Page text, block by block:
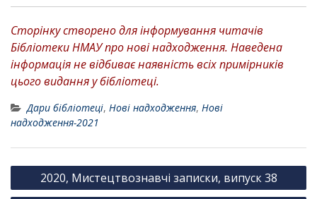
Сторінку створено для інформування читачів
Бібліотеки НМАУ про нові надходження. Наведена
інформація не відбиває наявність всіх примірників
цього видання у бібліотеці.
Дари бібліотеці, Нові надходження, Нові
надходження-2021
Н
а
2020, Мистецтвознавчі записки, випуск 38